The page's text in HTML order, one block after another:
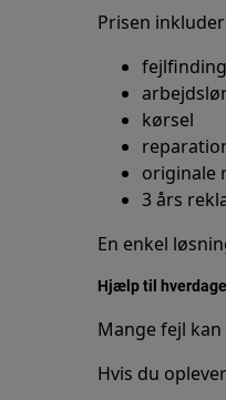
Prisen
fejlfinding
kørsel
originale
3 års
En enkel
Hjælp til
Mange fejl
Hvis du